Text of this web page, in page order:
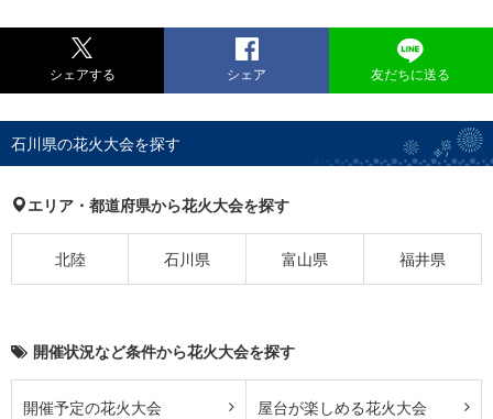
シェアする シェア 友だちに送る
石川県の花火大会を探す
エリア・都道府県から花火大会を探す
北陸 石川県 富山県 福井県
開催状況など条件から花火大会を探す
開催予定の花火大会 屋台が楽しめる花火大会